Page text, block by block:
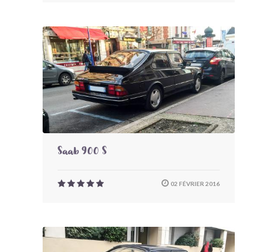
Saab 900 S
02 FÉVRIER 2016